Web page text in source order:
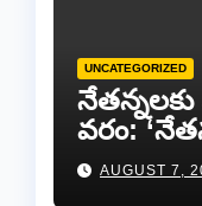
UNCATEGORIZED
వరం:
ద్వారా ఏటా
సాయం!
AUGUST 7,